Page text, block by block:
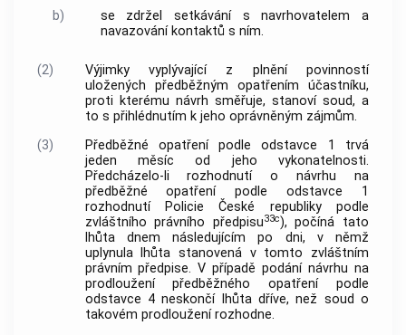
b)
se zdržel setkávání s navrhovatelem a
navazování kontaktů s ním.
(2)
Výjimky vyplývající z plnění povinností
uložených předběžným opatřením účastníku,
proti kterému návrh směřuje, stanoví soud, a
to s přihlédnutím k jeho oprávněným zájmům.
(3)
Předběžné opatření podle odstavce 1 trvá
jeden měsíc od jeho vykonatelnosti.
Předcházelo-li rozhodnutí o návrhu na
předběžné opatření podle odstavce 1
rozhodnutí Policie České republiky podle
zvláštního právního předpisu33c), počíná tato
lhůta dnem následujícím po dni, v němž
uplynula lhůta stanovená v tomto zvláštním
právním předpise. V případě podání návrhu na
prodloužení předběžného opatření podle
odstavce 4 neskončí lhůta dříve, než soud o
takovém prodloužení rozhodne.